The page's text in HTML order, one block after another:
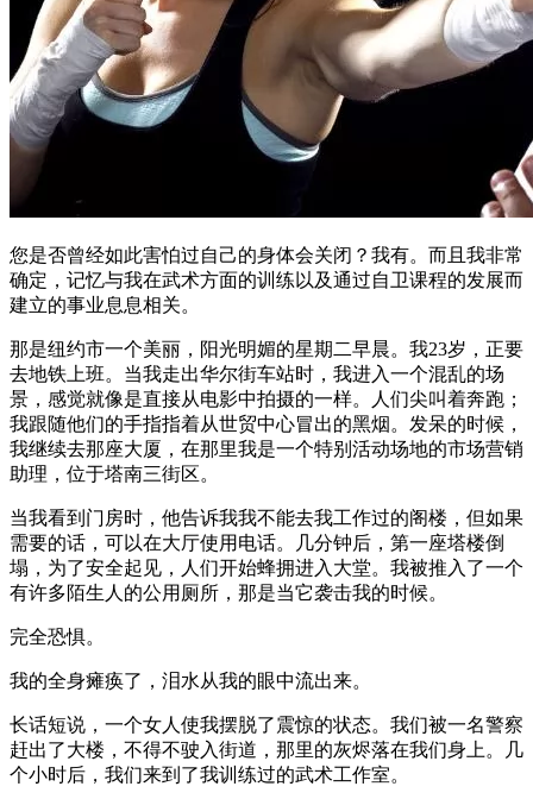
您是否曾经如此害怕过自己的身体会关闭？我有。而且我非常
确定，记忆与我在武术方面的训练以及通过自卫课程的发展而
建立的事业息息相关。
那是纽约市一个美丽，阳光明媚的星期二早晨。我23岁，正要
去地铁上班。当我走出华尔街车站时，我进入一个混乱的场
景，感觉就像是直接从电影中拍摄的一样。人们尖叫着奔跑；
我跟随他们的手指指着从世贸中心冒出的黑烟。发呆的时候，
我继续去那座大厦，在那里我是一个特别活动场地的市场营销
助理，位于塔南三街区。
当我看到门房时，他告诉我我不能去我工作过的阁楼，但如果
需要的话，可以在大厅使用电话。几分钟后，第一座塔楼倒
塌，为了安全起见，人们开始蜂拥进入大堂。我被推入了一个
有许多陌生人的公用厕所，那是当它袭击我的时候。
完全恐惧。
我的全身瘫痪了，泪水从我的眼中流出来。
长话短说，一个女人使我摆脱了震惊的状态。我们被一名警察
赶出了大楼，不得不驶入街道，那里的灰烬落在我们身上。几
个小时后，我们来到了我训练过的武术工作室。